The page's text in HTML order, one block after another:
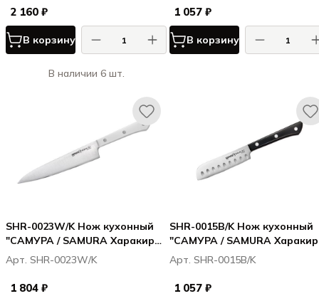
пластик
2 160 ₽
В корзину
В наличии 6 шт.
пластик
1 057 ₽
В корзину
SHR-0023W/K Нож кухонный
"САМУРА / SAMURA Харакири /
Harakiri" универсальный 150
мм, корроз.-стойкая сталь,
ABS пластик
Арт. SHR-0023W/K
1 804 ₽
SHR-0015B/K Нож кухонный
"САМУРА / SAMURA
Harakiri" для масла 96 мм,
корроз.-стойкая сталь, ABS
пластик
Арт. SHR-0015B/K
1 057 ₽